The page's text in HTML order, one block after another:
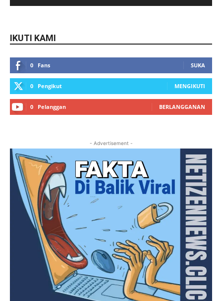
IKUTI KAMI
0 Fans SUKA
0 Pengikut MENGIKUTI
0 Pelanggan BERLANGGANAN
- Advertisement -